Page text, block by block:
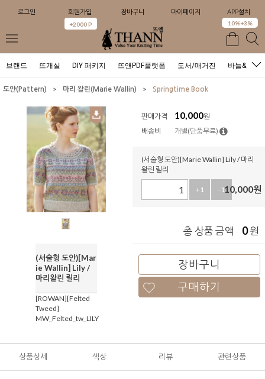
로그인 회원가입
+2000 P
장바구니 마이페이지 APP설치
10%+3%
브랜드 뜨개실 DIY 패키지 뜨앤PDF플랫폼 도서/매거진 바늘&도구
도안(Pattern) > 마리 왈린(Marie Wallin) > Springtime Book
(서술형 도안)[Mar
ie Wallin] Lily /
마리왈린 릴리
[ROWAN][Felted
Tweed]
MW_Felted_tw_LILY
판매가격 10,000원
배송비
개별(단품무료)
(서술형 도안)[Marie Wallin] Lily / 마리
왈린 릴리
+1 -110,000원
총 상품 금액 0원
장바구니
구매하기
상품상세 색상 리뷰 관련상품